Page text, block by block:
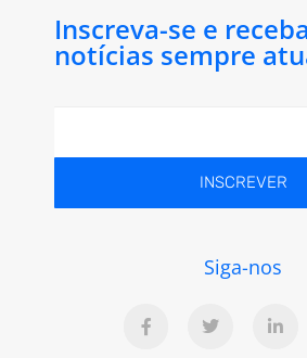
Inscreva-se e
notícias sempre
INSCREVER
Siga-nos